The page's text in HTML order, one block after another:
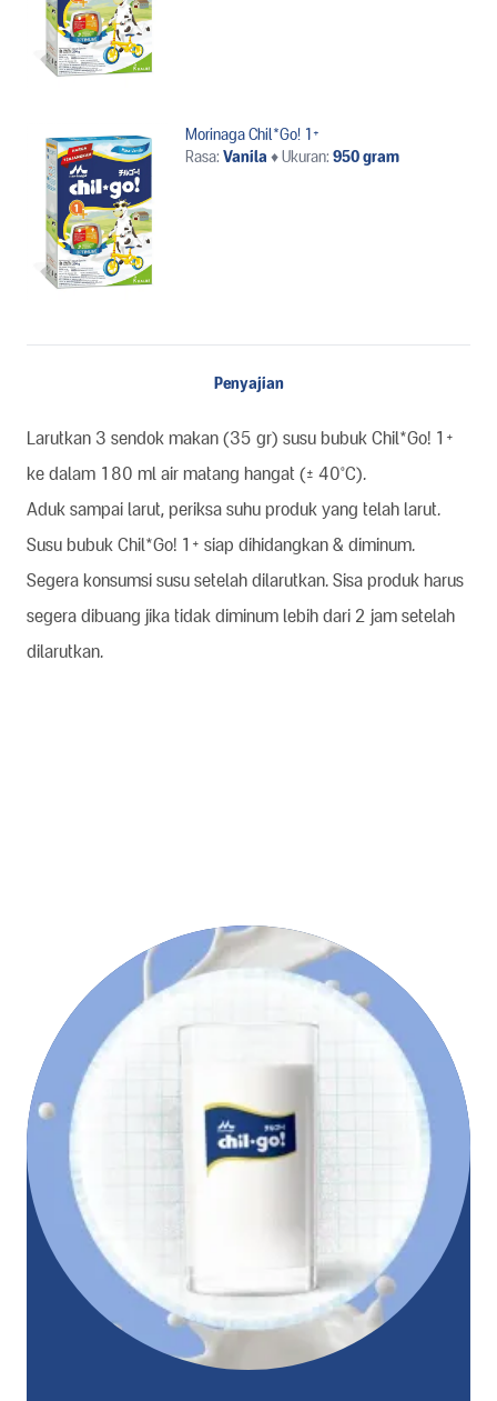
Morinaga Chil*Go! 1+
Rasa: Vanila ♦Ukuran: 950 gram
Penyajian
Larutkan 3 sendok makan (35 gr) susu bubuk Chil*Go! 1+
ke dalam 180 ml air matang hangat (± 40°C).
Aduk sampai larut, periksa suhu produk yang telah larut.
Susu bubuk Chil*Go! 1+ siap dihidangkan & diminum.
Segera konsumsi susu setelah dilarutkan. Sisa produk harus
segera dibuang jika tidak diminum lebih dari 2 jam setelah
dilarutkan.